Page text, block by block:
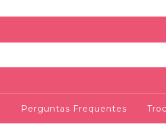
Perguntas Frequentes